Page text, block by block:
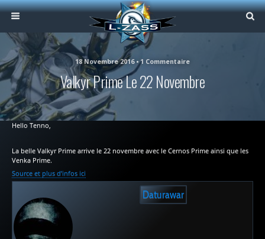
18 Novembre 2016 • 1 Commentaire
Valkyr Prime Le 22 Novembre
Hello Tenno,
La belle Valkyr Prime arrive le 22 novembre avec le Cernos Prime ainsi que les
Venka Prime.
Source et plus d’infos ici
Daturawar